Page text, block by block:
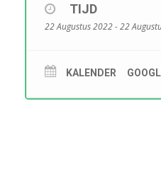
TIJD
22 Augustus 2022 - 22
KALENDER